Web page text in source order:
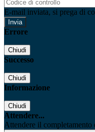
E-mail inviata, si prega di
Errore
Chiudi
Successo
Chiudi
Informazione
Chiudi
Attendere...
Attendere il completamento